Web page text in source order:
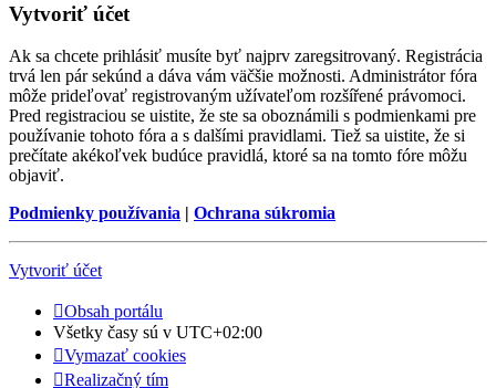
Vytvoriť účet
Ak sa chcete prihlásiť musíte byť najprv zaregsitrovaný. Registrácia
trvá len pár sekúnd a dáva vám väčšie možnosti. Administrátor fóra
môže prideľovať registrovaným užívateľom rozšířené právomoci.
Pred registraciou se uistite, že ste sa oboznámili s podmienkami pre
používanie tohoto fóra a s dalšími pravidlami. Tiež sa uistite, že si
prečítate akékoľvek budúce pravidlá, ktoré sa na tomto fóre môžu
objaviť.
Podmienky používania | Ochrana súkromia
Vytvoriť účet
Obsah portálu
Všetky časy sú v UTC+02:00
Vymazať cookies
Realizačný tím